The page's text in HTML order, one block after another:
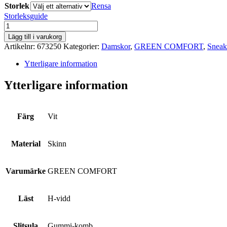
Storlek
Rensa
Storleksguide
GREEN
COMFORT
mängd
Lägg till i varukorg
Artikelnr: 673250 Kategorier: Damskor, GREEN COMFORT,
Ytterligare information
Ytterligare information
Färg Vit
Material Skinn
Varumärke GREEN COMFORT
Läst H-vidd